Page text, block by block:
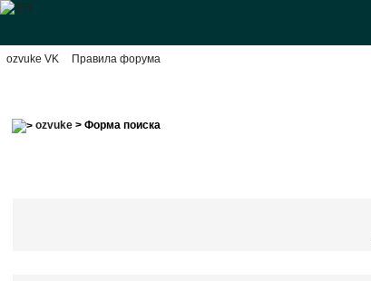
ozvuke VK Правила форума
ozvuke > Форма поиска